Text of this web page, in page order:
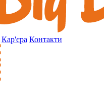
Кар'єра Контакти